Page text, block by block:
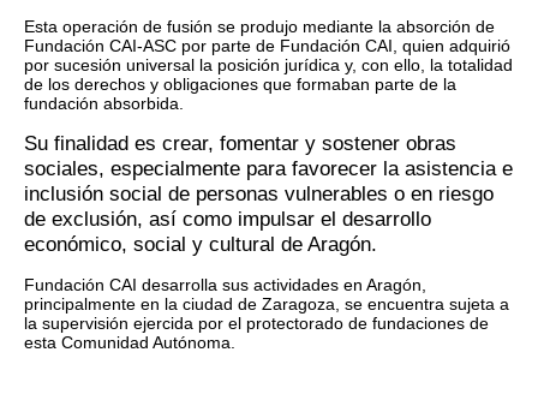
Esta operación de fusión se produjo mediante la absorción de
Fundación CAI-ASC por parte de Fundación CAI, quien adquirió
por sucesión universal la posición jurídica y, con ello, la totalidad
de los derechos y obligaciones que formaban parte de la
fundación absorbida.
Su finalidad es crear, fomentar y sostener obras
sociales, especialmente para favorecer la asistencia e
inclusión social de personas vulnerables o en riesgo
de exclusión, así como impulsar el desarrollo
económico, social y cultural de Aragón.
Fundación CAI desarrolla sus actividades en Aragón,
principalmente en la ciudad de Zaragoza, se encuentra sujeta a
la supervisión ejercida por el protectorado de fundaciones de
esta Comunidad Autónoma.